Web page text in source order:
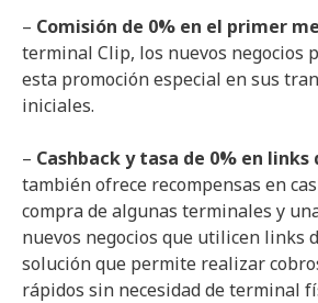
– Comisión de 0% en el primer
terminal Clip, los nuevos negocios
esta promoción especial en sus
iniciales.
– Cashback y tasa de 0% en links
también ofrece recompensas en
compra de algunas terminales y
nuevos negocios que utilicen links
solución que permite realizar
rápidos sin necesidad de terminal